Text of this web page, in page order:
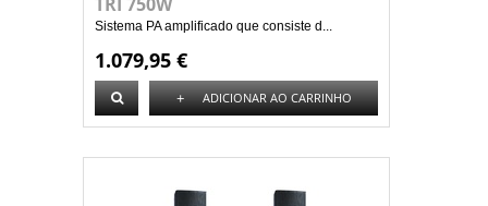
Sistema PA amplificado que consiste d...
1.079,95 €
+ ADICIONAR AO CARRINHO